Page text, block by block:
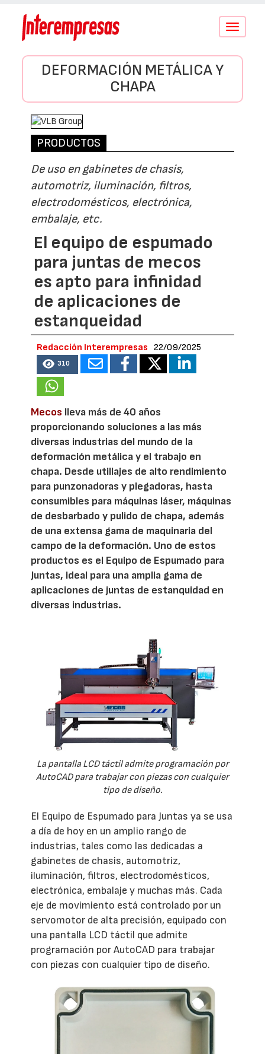
Conmutar
DEFORMACIÓN METÁLICA Y
CHAPA
PRODUCTOS
De uso en gabinetes de chasis,
automotriz, iluminación, filtros,
electrodomésticos, electrónica,
embalaje, etc.
El equipo de espumado
para juntas de mecos
es apto para infinidad
de aplicaciones de
estanqueidad
Redacción Interempresas 22/09/2025
310
Mecos lleva más de 40 años
proporcionando soluciones a las más
diversas industrias del mundo de la
deformación metálica y el trabajo en
chapa. Desde utillajes de alto rendimiento
para punzonadoras y plegadoras, hasta
consumibles para máquinas láser, máquinas
de desbarbado y pulido de chapa, además
de una extensa gama de maquinaria del
campo de la deformación. Uno de estos
productos es el Equipo de Espumado para
Juntas, ideal para una amplia gama de
aplicaciones de juntas de estanquidad en
diversas industrias.
La pantalla LCD táctil admite programación por
AutoCAD para trabajar con piezas con cualquier
tipo de diseño.
El Equipo de Espumado para Juntas ya se usa
a día de hoy en un amplio rango de
industrias, tales como las dedicadas a
gabinetes de chasis, automotriz,
iluminación, filtros, electrodomésticos,
electrónica, embalaje y muchas más. Cada
eje de movimiento está controlado por un
servomotor de alta precisión, equipado con
una pantalla LCD táctil que admite
programación por AutoCAD para trabajar
con piezas con cualquier tipo de diseño.